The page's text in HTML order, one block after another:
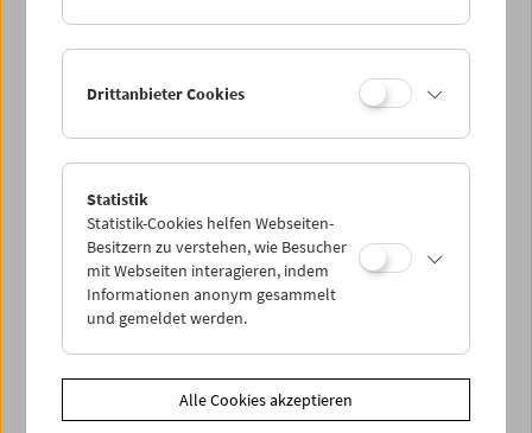
Drittanbieter Cookies
Statistik
Statistik-Cookies helfen Webseiten-
Besitzern zu verstehen, wie Besucher
mit Webseiten interagieren, indem
Informationen anonym gesammelt
und gemeldet werden.
Alle Cookies akzeptieren